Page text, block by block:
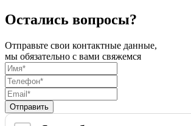
Остались вопросы?
Отправьте свои контактные данные,
мы обязательно с вами свяжемся
Отправить